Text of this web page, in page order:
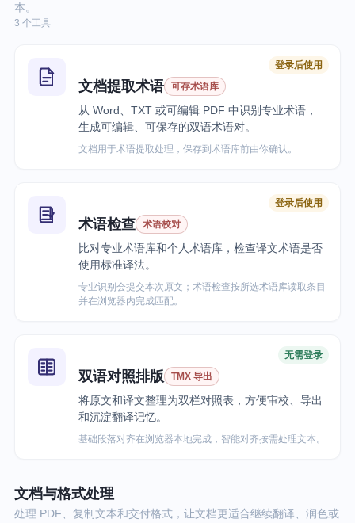
本。
3 个工具
登录后使用
文档提取术语 可存术语库
从 Word、TXT 或可编辑 PDF 中识别专业术语，
生成可编辑、可保存的双语术语对。
文档用于术语提取处理，保存到术语库前由你确认。
登录后使用
术语检查 术语校对
比对专业术语库和个人术语库，检查译文术语是否
使用标准译法。
专业识别会提交本次原文；术语检查按所选术语库读取条目
并在浏览器内完成匹配。
无需登录
双语对照排版 TMX 导出
将原文和译文整理为双栏对照表，方便审校、导出
和沉淀翻译记忆。
基础段落对齐在浏览器本地完成，智能对齐按需处理文本。
文档与格式处理
处理 PDF、复制文本和交付格式，让文档更适合继续翻译、润色或